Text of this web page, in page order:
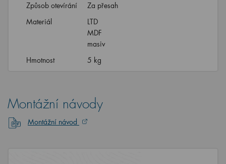
Způsob otevírání
Za přesah
Materiál
LTD
MDF
masiv
Hmotnost
5 kg
Montážní návody
Montážní návod